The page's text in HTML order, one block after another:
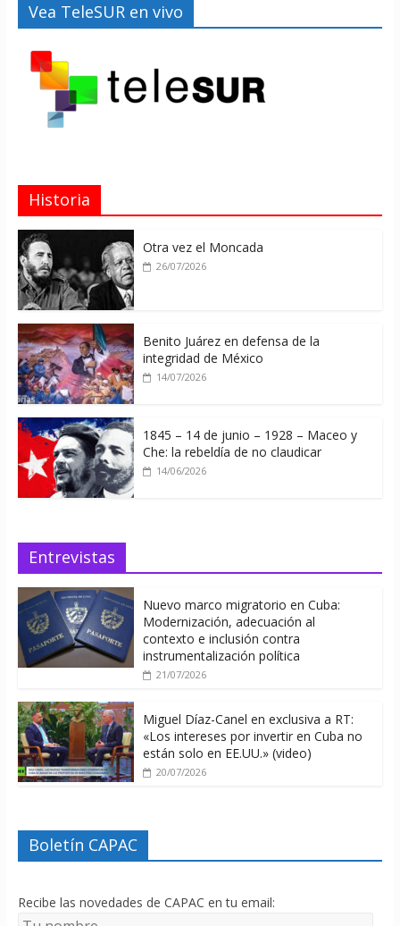
Vea TeleSUR en vivo
Historia
Otra vez el Moncada
26/07/2026
Benito Juárez en defensa de la
integridad de México
14/07/2026
1845 – 14 de junio – 1928 – Maceo y
Che: la rebeldía de no claudicar
14/06/2026
Entrevistas
Nuevo marco migratorio en Cuba:
Modernización, adecuación al
contexto e inclusión contra
instrumentalización política
21/07/2026
Miguel Díaz-Canel en exclusiva a RT:
«Los intereses por invertir en Cuba no
están solo en EE.UU.» (video)
20/07/2026
Boletín CAPAC
Recibe las novedades de CAPAC en tu email: